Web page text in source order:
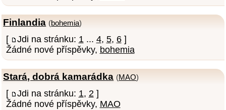
Finlandia (bohemia)
[ Jdi na stránku: 1... 4, 5, 6]
Žádné nové příspěvky, bohemia
Stará, dobrá kamarádka (MAO)
[ Jdi na stránku: 1, 2]
Žádné nové příspěvky, MAO